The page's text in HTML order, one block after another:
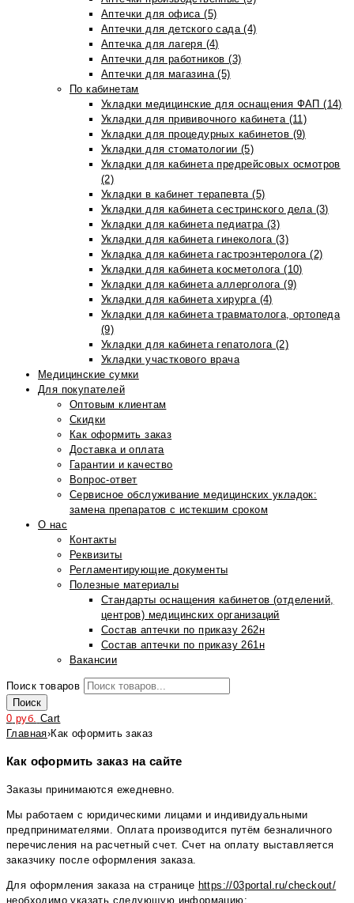
Аптечки для офиса (5)
Аптечки для детского сада (4)
Аптечка для лагеря (4)
Аптечки для работников (3)
Аптечки для магазина (5)
По кабинетам
Укладки медицинские для оснащения ФАП (14)
Укладки для прививочного кабинета (11)
Укладки для процедурных кабинетов (9)
Укладки для стоматологии (5)
Укладки для кабинета предрейсовых осмотров
(2)
Укладки в кабинет терапевта (5)
Укладки для кабинета сестринского дела (3)
Укладки для кабинета педиатра (3)
Укладки для кабинета гинеколога (3)
Укладка для кабинета гастроэнтеролога (2)
Укладки для кабинета косметолога (10)
Укладки для кабинета аллерголога (9)
Укладки для кабинета хирурга (4)
Укладки для кабинета травматолога, ортопеда
(9)
Укладки для кабинета гепатолога (2)
Укладки участкового врача
Медицинские сумки
Для покупателей
Оптовым клиентам
Скидки
Как оформить заказ
Доставка и оплата
Гарантии и качество
Вопрос-ответ
Сервисное обслуживание медицинских укладок:
замена препаратов с истекшим сроком
О нас
Контакты
Реквизиты
Регламентирующие документы
Полезные материалы
Стандарты оснащения кабинетов (отделений,
центров) медицинских организаций
Состав аптечки по приказу 262н
Состав аптечки по приказу 261н
Вакансии
Поиск товаров
Поиск
0 руб. Cart
Главная›Как оформить заказ
Как оформить заказ на сайте
Заказы принимаются ежедневно.
Мы работаем с юридическими лицами и индивидуальными
предпринимателями. Оплата производится путём безналичного
перечисления на расчетный счет. Счет на оплату выставляется
заказчику после оформления заказа.
Для оформления заказа на странице https://03portal.ru/checkout/
необходимо указать следующую информацию: